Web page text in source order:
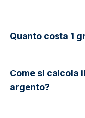
Quanto costa 1
Come si calcola
argento?